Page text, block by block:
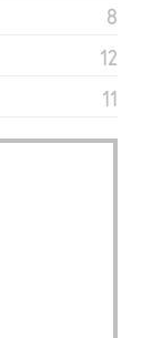
8
12
11